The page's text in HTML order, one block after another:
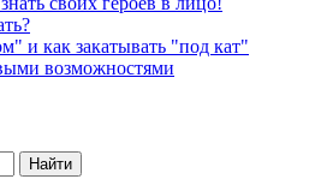
и как закатывать "под кат"
возможностями
Найти